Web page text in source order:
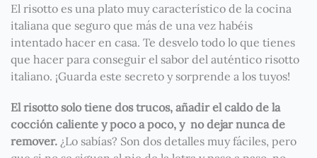
El risotto es una plato muy característico de la cocina
italiana que seguro que más de una vez habéis
intentado hacer en casa. Te desvelo todo lo que tienes
que hacer para conseguir el sabor del auténtico risotto
italiano. ¡Guarda este secreto y sorprende a los tuyos!
El risotto solo tiene dos trucos, añadir el caldo de la
cocción caliente y poco a poco, y no dejar nunca de
remover. ¿Lo sabías? Son dos detalles muy fáciles, pero